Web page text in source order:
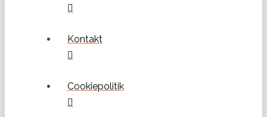
Kontakt
Cookiepolitik